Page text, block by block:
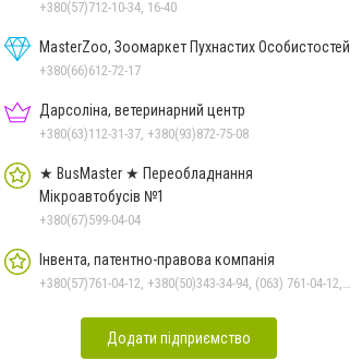
+380(57)712-10-34, 16-40
MasterZoo, Зоомаркет Пухнастих Особистостей
+380(66)612-72-17
Дарсоліна, ветеринарний центр
+380(63)112-31-37, +380(93)872-75-08
★ BusMaster ★ Переобладнання
Мікроавтобусів №1
+380(67)599-04-04
Інвента, патентно-правова компанія
Додати підприємство